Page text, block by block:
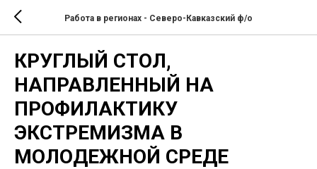
Работа в регионах - Северо-Кавказский ф/о
КРУГЛЫЙ СТОЛ,
НАПРАВЛЕННЫЙ НА
ПРОФИЛАКТИКУ
ЭКСТРЕМИЗМА В
МОЛОДЕЖНОЙ СРЕДЕ